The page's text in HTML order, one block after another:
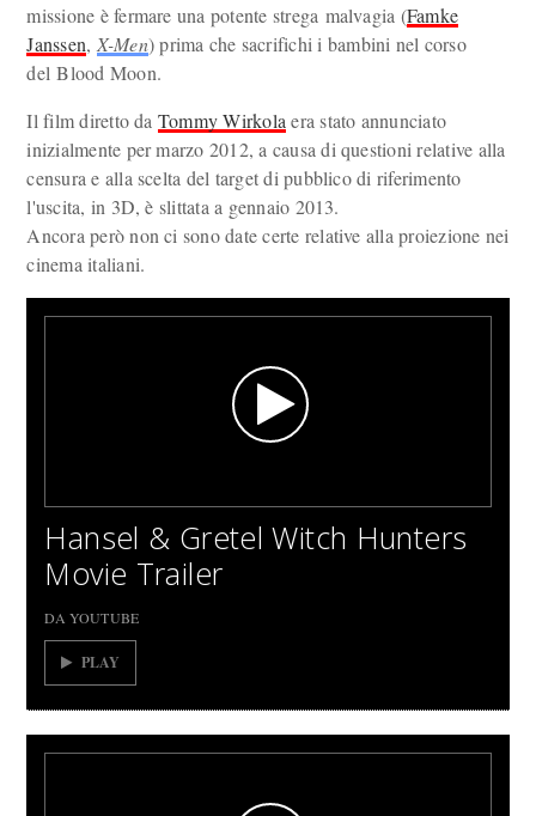
missione è fermare una potente strega malvagia (Famke
Janssen, X-Men) prima che sacrifichi i bambini nel corso
del Blood Moon.
Il film diretto da Tommy Wirkola era stato annunciato
inizialmente per marzo 2012, a causa di questioni relative alla
censura e alla scelta del target di pubblico di riferimento
l'uscita, in 3D, è slittata a gennaio 2013.
Ancora però non ci sono date certe relative alla proiezione nei
cinema italiani.
Hansel & Gretel Witch Hunters
Movie Trailer
DA YOUTUBE
PLAY